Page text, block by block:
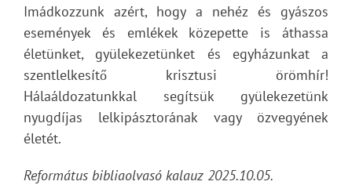
Imádkozzunk azért, hogy a nehéz és gyászos
események és emlékek közepette is áthassa
életünket, gyülekezetünket és egyházunkat a
szentlelkesítő krisztusi örömhír!
Hálaáldozatunkkal segítsük gyülekezetünk
nyugdíjas lelkipásztorának vagy özvegyének
életét.
Református bibliaolvasó kalauz 2025.10.05.